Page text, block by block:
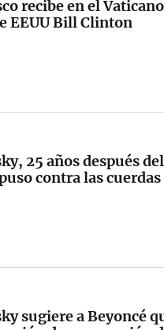
recibe en el
EEUU Bill Clinton
25 años después del
contra las
sugiere a Beyoncé